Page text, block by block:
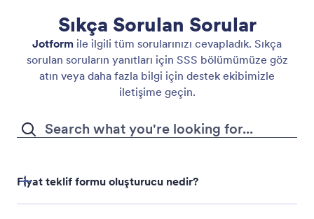
İhtiyacınız olan içerik veya tasarım değişikliklerini
yerleştirin.
Sıkça Sorulan Sorular
Jotform ile ilgili tüm sorularınızı cevapladık. Sıkça
sorulan soruların yanıtları için SSS bölümümüze göz
atın veya daha fazla bilgi için destek ekibimizle
iletişime geçin.
Fiyat teklif formu oluşturucu nedir?